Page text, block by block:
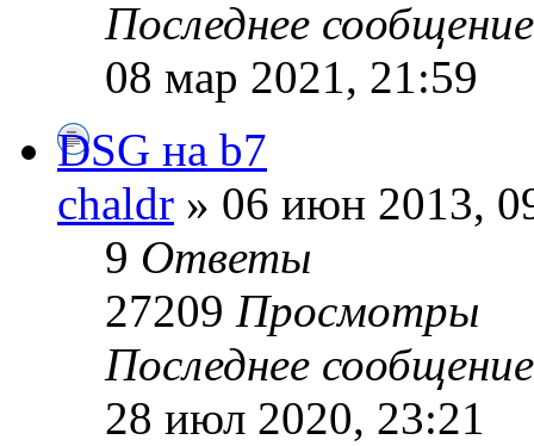
Последнее
08 мар 2021, 21:59
DSG на b7
chaldr » 06 июн 2013,
9 Ответы
27209 Просмотры
Последнее
28 июл 2020, 23:21